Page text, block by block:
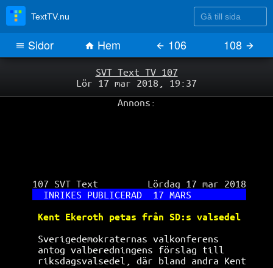
SVT Text TV 107
Lör 17 mar 2018, 19:37
Annons:
107 SVT Text         Lördag 17 mar 2018
INRIKES PUBLICERAD  17 MARS
Kent Ekeroth petas från SD:s valsedel
Sverigedemokraternas valkonferens
antog valberedningens förslag till
riksdagsvalsedel, där bland andra Kent
TextTV.nu Gå till sida
Sidor Hem 106 108